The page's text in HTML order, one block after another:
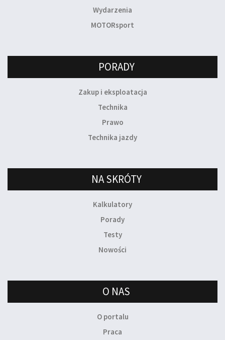
Wydarzenia
MOTORsport
PORADY
Zakup i eksploatacja
Technika
Prawo
Technika jazdy
NA SKRÓTY
Kalkulatory
Porady
Testy
Nowości
O NAS
O portalu
Praca